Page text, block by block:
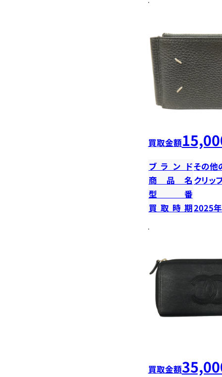
買取金額
ブランドその他
商品名 クリッ
型番
買取時期2025
買取金額